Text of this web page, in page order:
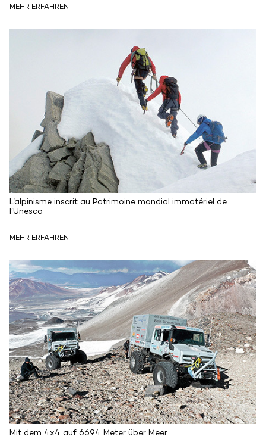
MEHR ERFAHREN
L’alpinisme inscrit au Patrimoine mondial immatériel de
l’Unesco
MEHR ERFAHREN
Mit dem 4x4 auf 6694 Meter über Meer